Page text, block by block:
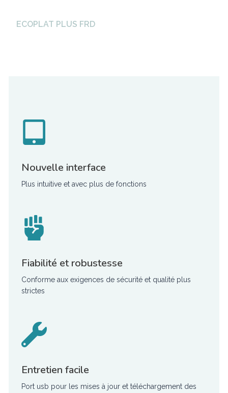
ECOPLAT PLUS FRD
Nouvelle interface
Plus intuitive et avec plus de fonctions
Fiabilité et robustesse
Conforme aux exigences de sécurité et qualité plus
strictes
Entretien facile
Port usb pour les mises à jour et téléchargement des